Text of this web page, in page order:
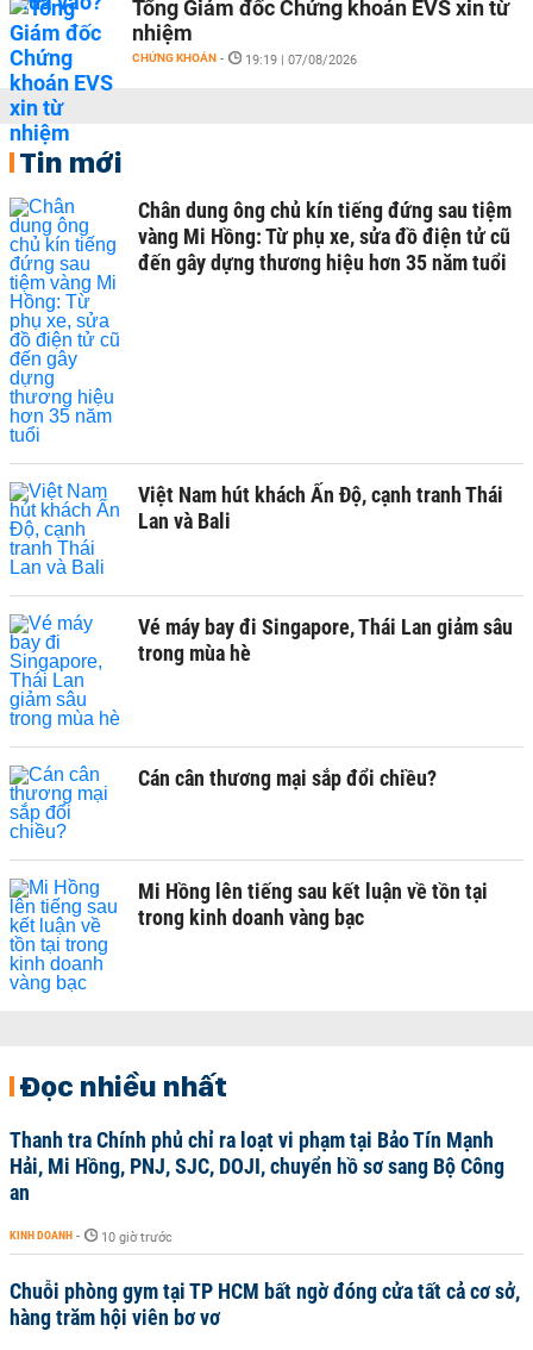
Tổng Giám đốc Chứng khoán EVS xin từ
nhiệm
CHỨNG KHOÁN - 19:19 | 07/08/2026
Tin mới
Chân dung ông chủ kín tiếng đứng sau tiệm
vàng Mi Hồng: Từ phụ xe, sửa đồ điện tử cũ
đến gây dựng thương hiệu hơn 35 năm tuổi
Việt Nam hút khách Ấn Độ, cạnh tranh Thái
Lan và Bali
Vé máy bay đi Singapore, Thái Lan giảm sâu
trong mùa hè
Cán cân thương mại sắp đổi chiều?
Mi Hồng lên tiếng sau kết luận về tồn tại
trong kinh doanh vàng bạc
Đọc nhiều nhất
Thanh tra Chính phủ chỉ ra loạt vi phạm tại Bảo Tín Mạnh
Hải, Mi Hồng, PNJ, SJC, DOJI, chuyển hồ sơ sang Bộ Công
an
KINH DOANH - 10 giờ trước
Chuỗi phòng gym tại TP HCM bất ngờ đóng cửa tất cả cơ sở,
hàng trăm hội viên bơ vơ